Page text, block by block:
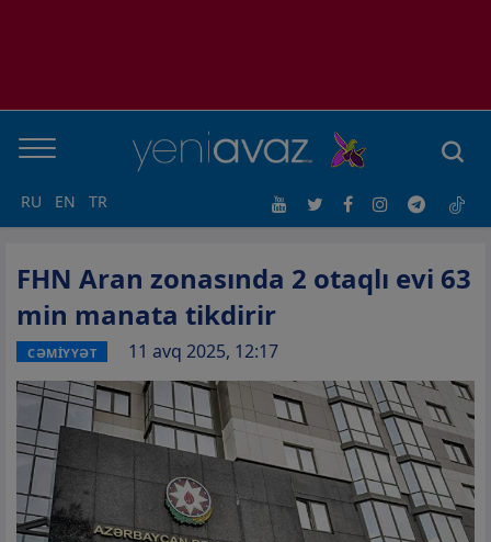
RU EN TR
FHN Aran zonasında 2 otaqlı evi 63
min manata tikdirir
CƏMİYYƏT 11 avq 2025, 12:17